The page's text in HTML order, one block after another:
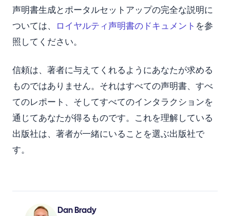
声明書生成とポータルセットアップの完全な説明に
ついては、
ロイヤルティ声明書のドキュメント を参
照してください。
信頼は、著者に与えてくれるようにあなたが求める
ものではありません。それはすべての声明書、すべ
てのレポート、そしてすべてのインタラクションを
通じてあなたが得るものです。これを理解している
出版社は、著者が一緒にいることを選ぶ出版社で
す。
Dan Brady